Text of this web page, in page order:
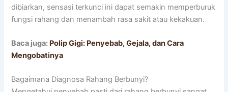
dibiarkan, sensasi terkunci ini dapat semakin memperburuk
fungsi rahang dan menambah rasa sakit atau kekakuan.
Baca juga: Polip Gigi: Penyebab, Gejala, dan Cara
Mengobatinya
Bagaimana Diagnosa Rahang Berbunyi?